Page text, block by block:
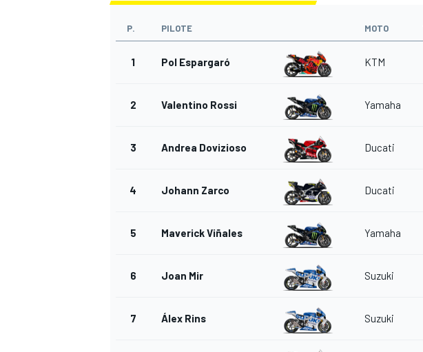
P. PILOTE MOTO
1 Pol Espargaró KTM
2 Valentino Rossi Yamaha
3 Andrea Dovizioso Ducati
4 Johann Zarco Ducati
5 Maverick Viñales Yamaha
6 Joan Mir Suzuki
7 Álex Rins Suzuki